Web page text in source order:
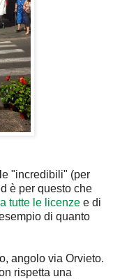
"incredibili" (per
è per questo che
tutte le licenze e di
di quanto
angolo via Orvieto.
rispetta una